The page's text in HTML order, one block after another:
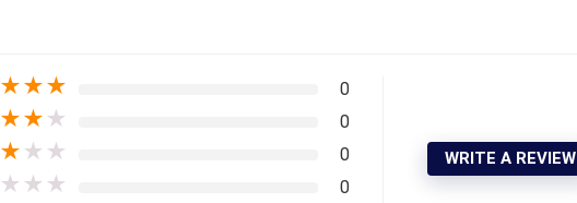
★★★ 0
★★ ★ 0
★ ★ ★ 0
★ ★ ★ 0
WRITE A REVIEW